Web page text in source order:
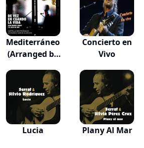
Mediterráneo
(Arranged by
Concierto en
Vivo
Lucia Plany Al Mar